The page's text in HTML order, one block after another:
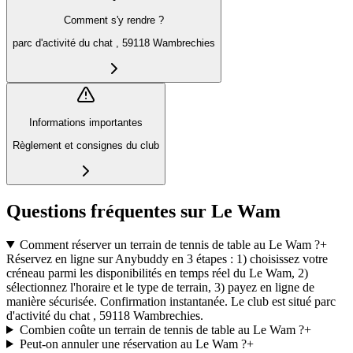
Comment s'y rendre ?
parc d'activité du chat , 59118 Wambrechies
Informations importantes
Règlement et consignes du club
Questions fréquentes sur Le Wam
Comment réserver un terrain de tennis de table au Le Wam ?+
Réservez en ligne sur Anybuddy en 3 étapes : 1) choisissez votre
créneau parmi les disponibilités en temps réel du Le Wam, 2)
sélectionnez l'horaire et le type de terrain, 3) payez en ligne de
manière sécurisée. Confirmation instantanée. Le club est situé parc
d'activité du chat , 59118 Wambrechies.
Combien coûte un terrain de tennis de table au Le Wam ?+
Peut-on annuler une réservation au Le Wam ?+